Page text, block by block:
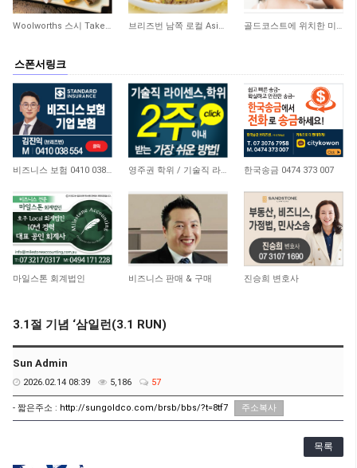
404 Woolworths 스시 Take Away 숍 매매합니다 354 브리즈번 남쪽 로컬 Asian 식당 매매합니다 262 골드코스트에 위치한 미용실 매매합니다
스폰서링크
4,648 비즈니스 보험 0410 038 554 21,172 영주권 학위 / 기술직 라이센스 최소2주안에 받기! (요리, 페인팅, 용접, 차일드케어 등… 10,745
한국송금 0474 373 007
4,666
마일스톤 회계법인 15,055
비즈니스 판매 & 구매 11,056
진승희 변호사
3.1절 기념 ‘삼일런(3.1 RUN)
Sun Admin
2026.02.14 08:39 5,186 57
- 짧은주소 : http://sungoldco.com/brsb/bbs/?t=8tf7 주소복사
목록